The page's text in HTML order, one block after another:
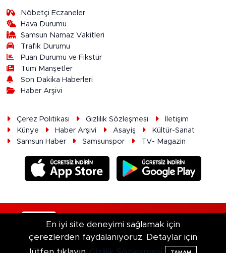
Nöbetçi Eczaneler
Hava Durumu
Samsun Namaz Vakitleri
Trafik Durumu
Puan Durumu ve Fikstür
Tüm Manşetler
Son Dakika Haberleri
Haber Arşivi
Çerez Politikası Gizlilik Sözleşmesi
İletişim
Künye
Haber Arşivi Asayiş
Kültür-Sanat
Samsun Haber
Samsunspor TV- Magazin
Haber Yazılımı:TE Bilişim
En iyi site deneyimi sağlamak için
çerezlerden faydalanıyoruz. Detaylar için